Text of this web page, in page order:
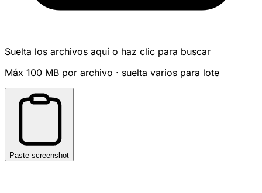
Suelta los archivos aquí o haz clic para buscar
Máx 100 MB por archivo · suelta varios para lote
Paste screenshot